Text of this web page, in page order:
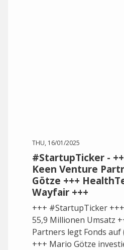
THU, 16/01/2025
#StartupTicker -
Keen Venture
Götze +++
Wayfair +++
+++ #StartupTicker
55,9 Millionen Umsatz
Partners legt Fonds auf
+++ Mario Götze